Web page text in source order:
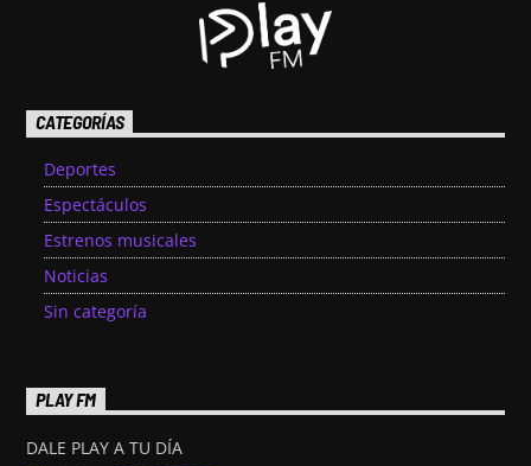
CATEGORÍAS
Deportes
Espectáculos
Estrenos musicales
Noticias
Sin categoría
PLAY FM
DALE PLAY A TU DÍA